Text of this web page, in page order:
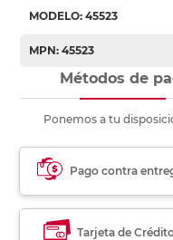
MODELO: 45523
MPN: 45523
Métodos de
Ponemos a tu
Pago contra
Tarjeta de